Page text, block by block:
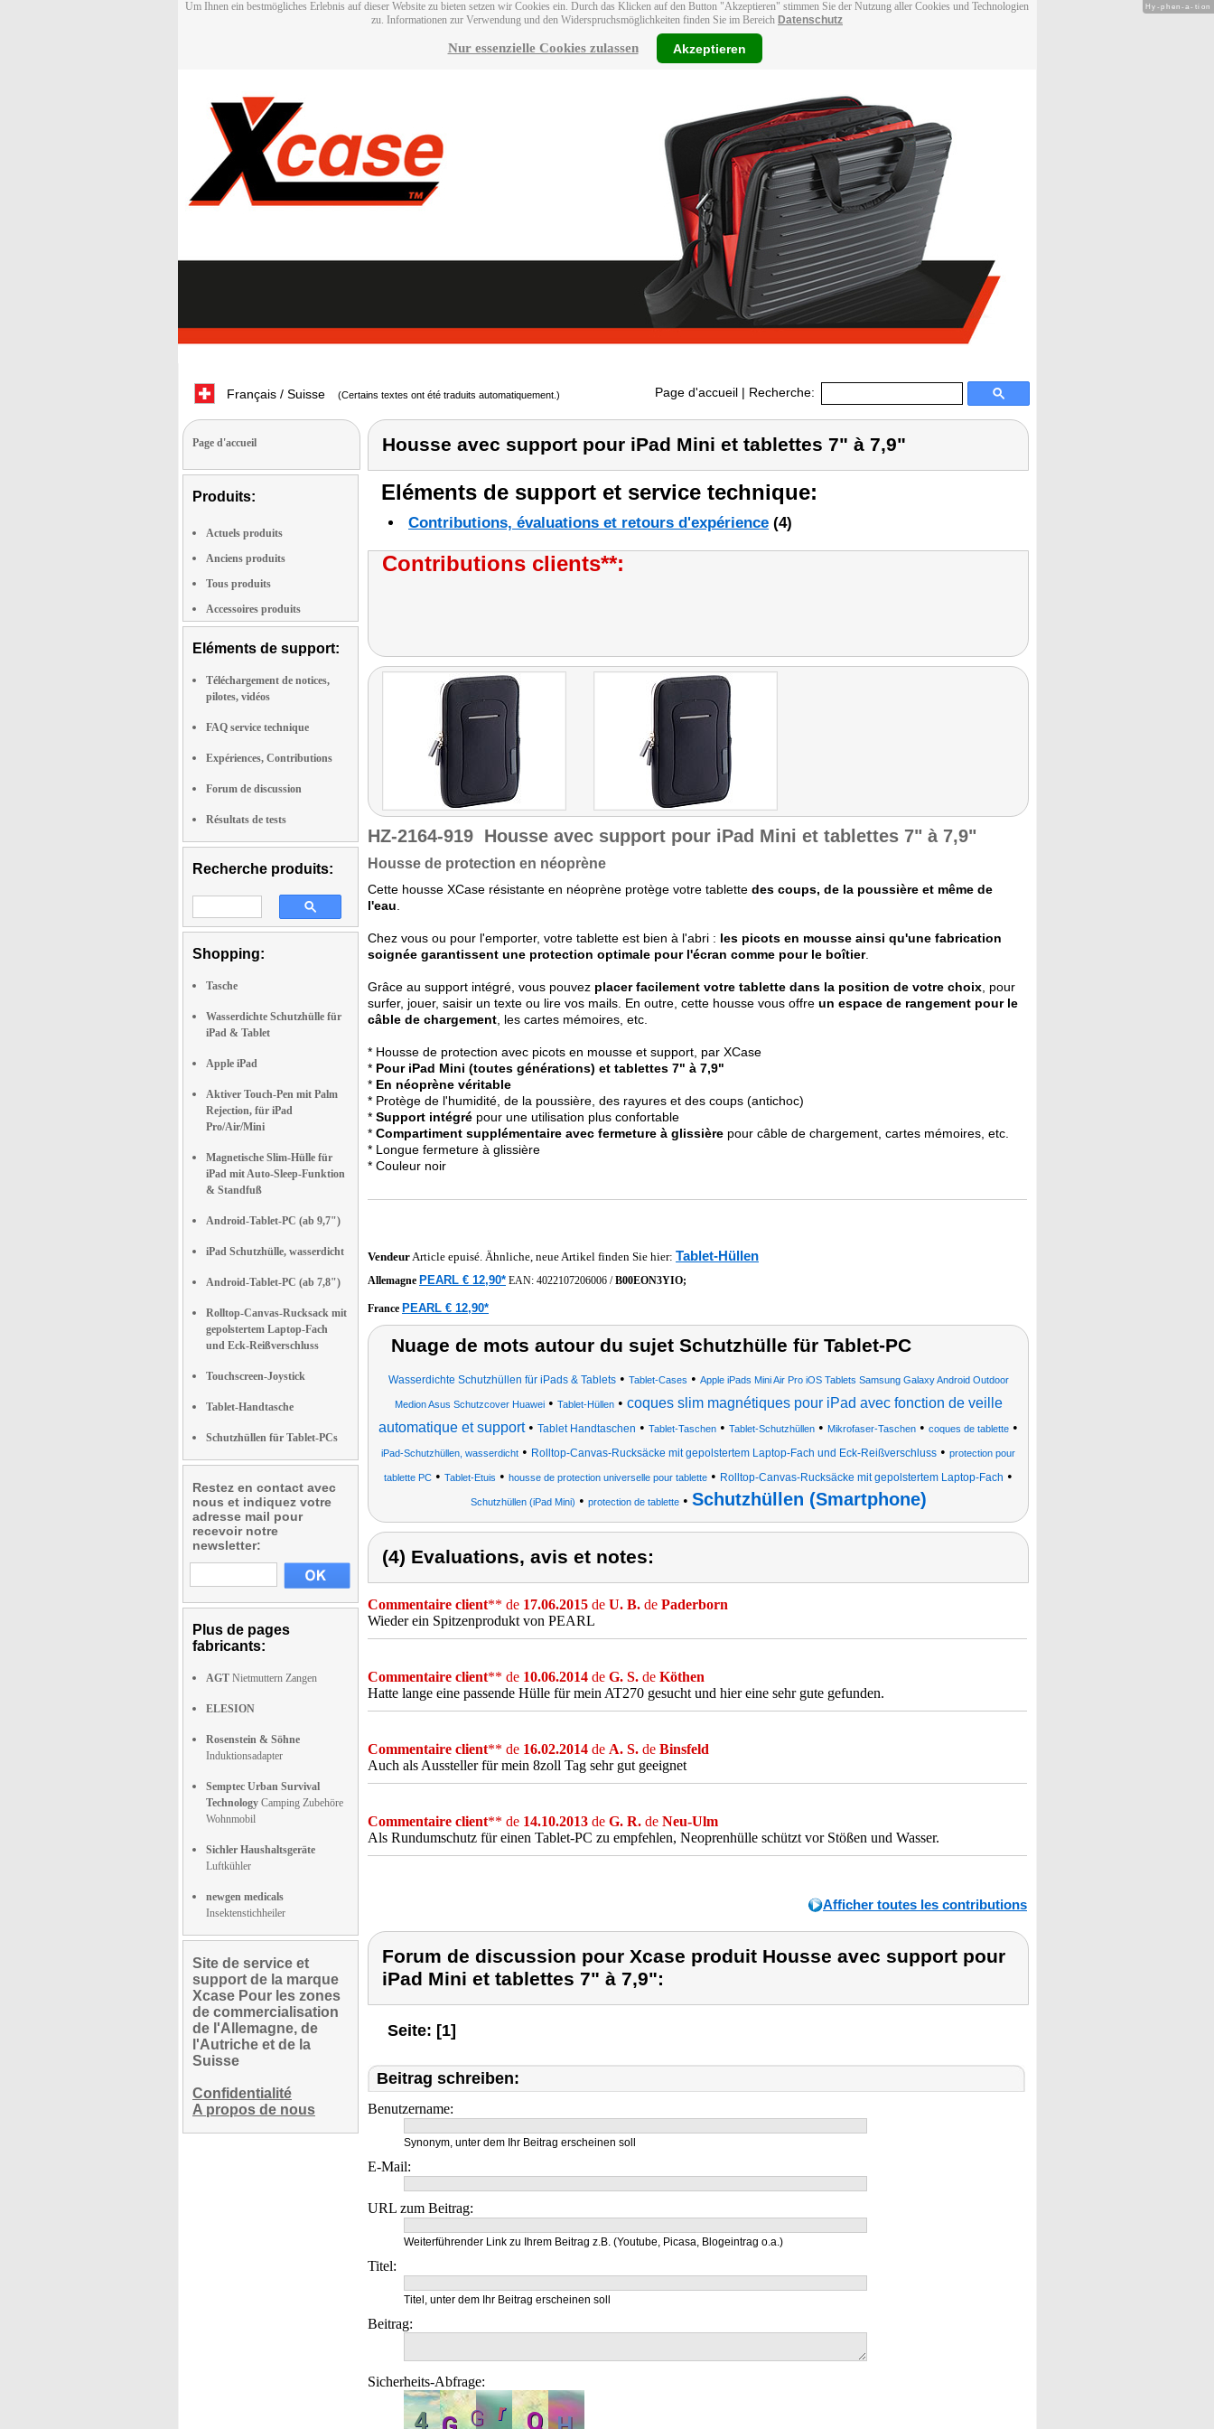
Um Ihnen ein bestmögliches Erlebnis auf dieser Website zu bieten setzen wir Cookies ein. Durch das Klicken auf den Button "Akzeptieren" stimmen Sie der Nutzung aller Cookies und Technologien
zu. Informationen zur Verwendung und den Widerspruchsmöglichkeiten finden Sie im Bereich Datenschutz
Nur essenzielle Cookies zulassen Akzeptieren
Français / Suisse (Certains textes ont été traduits automatiquement.) Page d'accueil | Recherche:
Page d'accueil
Produits:
Actuels produits
Anciens produits
Tous produits
Accessoires produits
Eléments de support:
Téléchargement de notices,
pilotes, vidéos
FAQ service technique
Expériences, Contributions
Forum de discussion
Résultats de tests
Recherche produits:
Shopping:
Tasche
Wasserdichte Schutzhülle für
iPad & Tablet
Apple iPad
Aktiver Touch-Pen mit Palm
Rejection, für iPad
Pro/Air/Mini
Magnetische Slim-Hülle für
iPad mit Auto-Sleep-Funktion
& Standfuß
Android-Tablet-PC (ab 9,7")
iPad Schutzhülle, wasserdicht
Android-Tablet-PC (ab 7,8")
Rolltop-Canvas-Rucksack mit
gepolstertem Laptop-Fach
und Eck-Reißverschluss
Touchscreen-Joystick
Tablet-Handtasche
Schutzhüllen für Tablet-PCs
Restez en contact avec
nous et indiquez votre
adresse mail pour
recevoir notre
newsletter:
Plus de pages
fabricants:
AGT Nietmuttern Zangen
ELESION
Rosenstein & Söhne
Induktionsadapter
Semptec Urban Survival
Technology Camping Zubehöre
Wohnmobil
Sichler Haushaltsgeräte
Luftkühler
newgen medicals
Insektenstichheiler
Site de service et
support de la marque
Xcase Pour les zones
de commercialisation
de l'Allemagne, de
l'Autriche et de la
Suisse
Confidentialité
A propos de nous
Housse avec support pour iPad Mini et tablettes 7" à 7,9"
Eléments de support et service technique:
Contributions, évaluations et retours d'expérience (4)
Contributions clients**:
HZ-2164-919 Housse avec support pour iPad Mini et tablettes 7" à 7,9"
Housse de protection en néoprène
Cette housse XCase résistante en néoprène protège votre tablette des coups, de la poussière et même de
l'eau
Chez vous ou pour l'emporter, votre tablette est bien à l'abri : les picots en mousse ainsi qu'une fabrication
soignée garantissent une protection optimale pour l'écran comme pour le boîtier.
Grâce au support intégré, vous pouvez placer facilement votre tablette dans la position de votre choix , pour
surfer, jouer, saisir un texte ou lire vos mails. En outre, cette housse vous offre un espace de rangement pour le
câble de chargement , les cartes mémoires, etc.
* Housse de protection avec picots en mousse et support, par XCase
* Pour iPad Mini (toutes générations) et tablettes 7" à 7,9"
* En néoprène véritable
* Protège de l'humidité, de la poussière, des rayures et des coups (antichoc)
* Support intégré pour une utilisation plus confortable
* Compartiment supplémentaire avec fermeture à glissière pour câble de chargement, cartes mémoires, etc.
* Longue fermeture à glissière
* Couleur noir
VendeurArticle epuisé. Ähnliche, neue Artikel finden Sie hier: Tablet-Hüllen
Allemagne PEARL € 12,90* EAN: 4022107206006 /B00EON3YIO;
France PEARL € 12,90*
Nuage de mots autour du sujet Schutzhülle für Tablet-PC
Wasserdichte Schutzhüllen für iPads & Tablets• Tablet-Cases • Apple iPads Mini Air Pro iOS Tablets Samsung Galaxy Android Outdoor
Medion Asus Schutzcover Huawei• Tablet-Hüllen• coques slim magnétiques pour iPad avec fonction de veille
automatique et support• Tablet Handtaschen • Tablet-Taschen • Tablet-Schutzhüllen • Mikrofaser-Taschen • coques de tablette •
iPad-Schutzhüllen, wasserdicht • Rolltop-Canvas-Rucksäcke mit gepolstertem Laptop-Fach und Eck-Reißverschluss • protection pour
tablette PC • Tablet-Etuis • housse de protection universelle pour tablette • Rolltop-Canvas-Rucksäcke mit gepolstertem Laptop-Fach •
Schutzhüllen (iPad Mini) • protection de tablette• Schutzhüllen (Smartphone)
(4) Evaluations, avis et notes:
Commentaire client** de 17.06.2015 de U. B. de Paderborn
Wieder ein Spitzenprodukt von PEARL
Commentaire client** de 10.06.2014 de G. S. de Köthen
Hatte lange eine passende Hülle für mein AT270 gesucht und hier eine sehr gute gefunden.
Commentaire client** de 16.02.2014 de A. S. de Binsfeld
Auch als Aussteller für mein 8zoll Tag sehr gut geeignet
Commentaire client** de 14.10.2013 de G. R. de Neu-Ulm
Als Rundumschutz für einen Tablet-PC zu empfehlen, Neoprenhülle schützt vor Stößen und Wasser.
Afficher toutes les contributions
Forum de discussion pour Xcase produit Housse avec support pour
iPad Mini et tablettes 7" à 7,9":
Seite: [1]
Beitrag schreiben:
Benutzername:
Synonym, unter dem Ihr Beitrag erscheinen soll
E-Mail:
URL zum Beitrag:
Weiterführender Link zu Ihrem Beitrag z.B. (Youtube, Picasa, Blogeintrag o.a.)
Titel:
Titel, unter dem Ihr Beitrag erscheinen soll
Beitrag:
Sicherheits-Abfrage:
Hy-phen-a-tion